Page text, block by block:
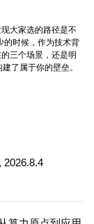
大家选的路径是不
的时候，作为技术背
三个场景，还是明
了属于你的壁垒。
2026.8.4